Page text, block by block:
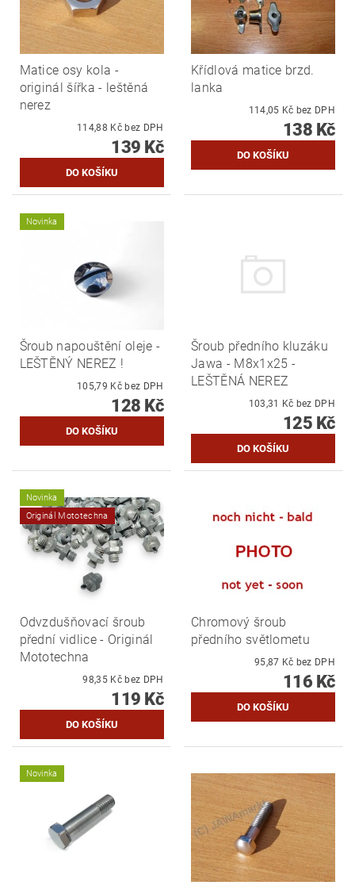
Matice osy kola -
originál šířka - leštěná
nerez
114,88 Kč bez DPH
139 Kč
Křídlová matice brzd.
lanka
114,05 Kč bez DPH
138 Kč
Novinka
Šroub napouštění oleje -
LEŠTĚNÝ NEREZ !
105,79 Kč bez DPH
128 Kč
Šroub předního kluzáku
Jawa - M8x1x25 -
LEŠTĚNÁ NEREZ
103,31 Kč bez DPH
125 Kč
Novinka
Originál Mototechna
Odvzdušňovací šroub
přední vidlice - Originál
Mototechna
98,35 Kč bez DPH
119 Kč
Chromový šroub
předního světlometu
95,87 Kč bez DPH
116 Kč
Novinka